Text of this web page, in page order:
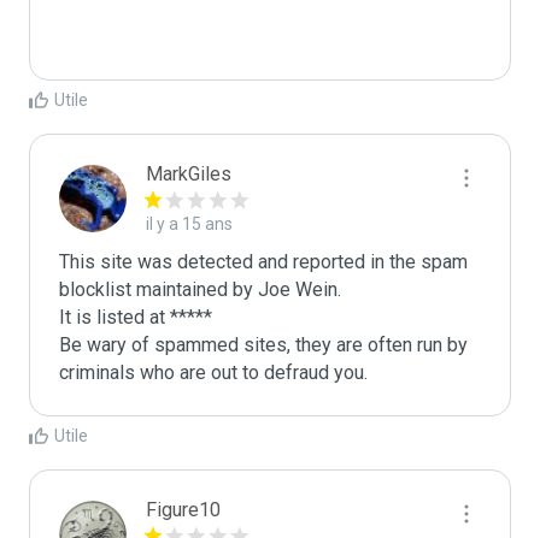
Utile
MarkGiles
il y a 15 ans
This site was detected and reported in the spam
blocklist maintained by Joe Wein.
It is listed at *****
Be wary of spammed sites, they are often run by
criminals who are out to defraud you.
Utile
Figure10